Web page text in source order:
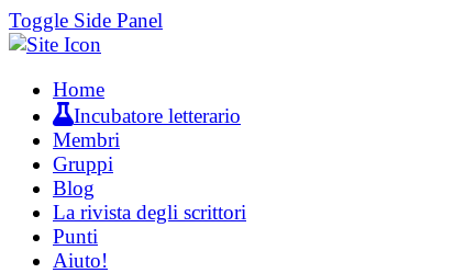
Toggle Side Panel
Home
Incubatore letterario
Membri
Gruppi
Blog
La rivista degli scrittori
Punti
Aiuto!